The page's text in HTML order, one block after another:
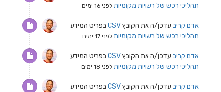
תהליכי רכש של רשויות מקומיות לפני 16 ימים
אדם קריב עדכן/ה את הקובץCSVבפריט המידע
תהליכי רכש של רשויות מקומיות לפני 17 ימים
אדם קריב עדכן/ה את הקובץCSVבפריט המידע
תהליכי רכש של רשויות מקומיות לפני 18 ימים
אדם קריב עדכן/ה את הקובץCSVבפריט המידע